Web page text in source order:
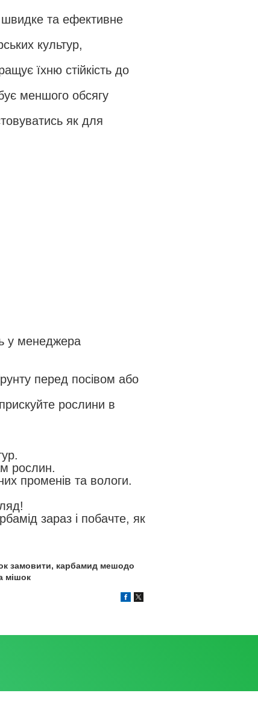
швидке та ефективне
культур,
їхню стійкість до
меншого обсягу
як для
у менеджера
перед посівом або
рослини в
рослин.
променів та вологи.
зараз і побачте, як
к замовити, карбамид мешодо
мішок